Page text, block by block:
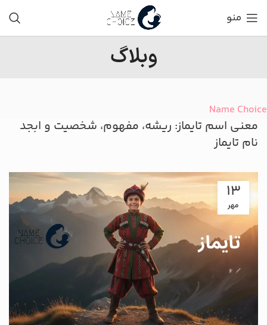
منو
وبلاگ
Name Choice
معنی اسم تایماز: ریشه، مفهوم، شخصیت و ابجد
نام تایماز
13
مهر